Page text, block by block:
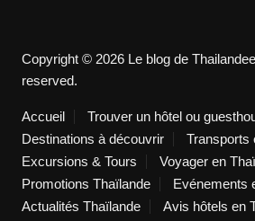
Copyright © 2026 Le blog de
reserved.
Accueil
Trouver un hôtel ou
Destinations à découvrir
Transports
Excursions & Tours
Voyager en
Promotions Thaïlande
Evénements
Actualités Thaïlande
Avis hôtels en